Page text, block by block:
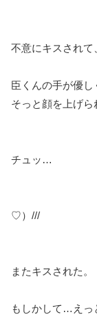
不意にキスされて
臣くんの手が優
そっと顔を上げら
チュッ…
♡）///
またキスされた。
もしかして…え